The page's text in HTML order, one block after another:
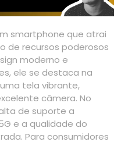
smartphone que atrai
de recursos poderosos
moderno e
ele se destaca na
tela vibrante,
câmera. No
de suporte a
e a qualidade do
Para consumidores